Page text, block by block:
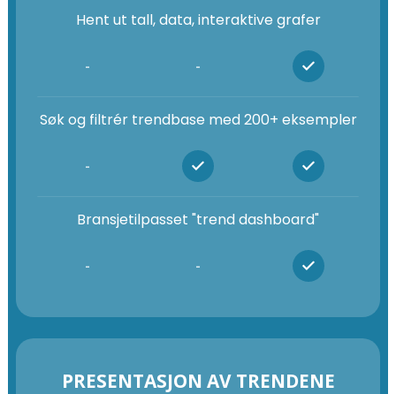
Hent ut tall, data, interaktive grafer
- -
Søk og filtrér trendbase med 200+ eksempler
-
Bransjetilpasset "trend dashboard"
- -
PRESENTASJON AV TRENDENE